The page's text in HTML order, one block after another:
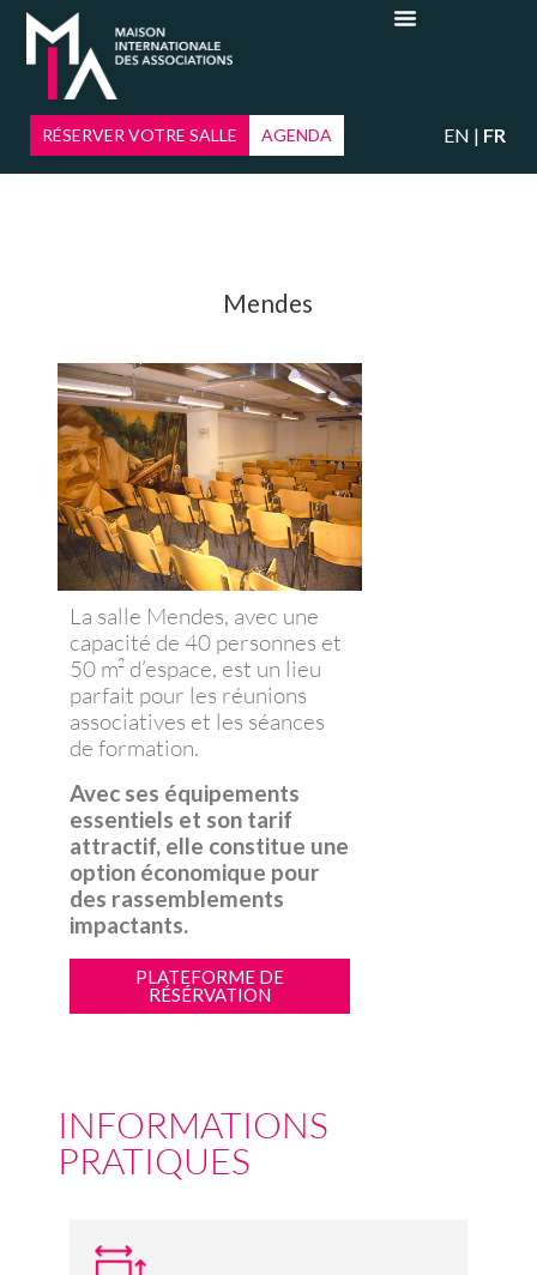
RÉSERVER VOTRE SALLE AGENDA EN FR
Mendes
La salle Mendes, avec une
capacité de 40 personnes et
50 m² d’espace, est un lieu
parfait pour les réunions
associatives et les séances
de formation.
Avec ses équipements
essentiels et son tarif
attractif, elle constitue une
option économique pour
des rassemblements
impactants.
PLATEFORME DE
RÉSÉRVATION
INFORMATIONS
PRATIQUES